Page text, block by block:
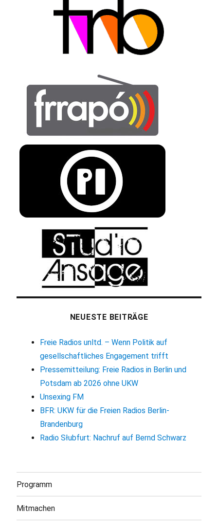
NEUESTE BEITRÄGE
Freie Radios unltd. – Wenn Politik auf
gesellschaftliches Engagement trifft
Pressemitteilung: Freie Radios in Berlin und
Potsdam ab 2026 ohne UKW
Unsexing FM
BFR: UKW für die Freien Radios Berlin-
Brandenburg
Radio Słubfurt: Nachruf auf Bernd Schwarz
Programm
Mitmachen